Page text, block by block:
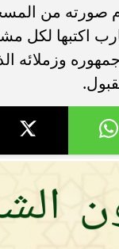
صورته من
اكتبها لكل
وزملائه